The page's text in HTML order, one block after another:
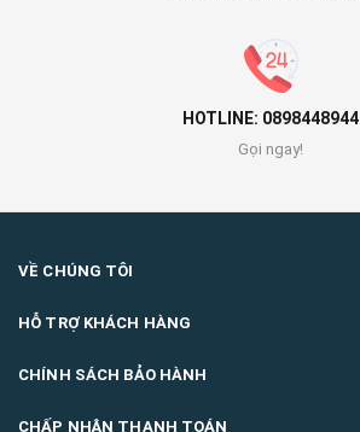
HOTLINE: 0898448944
Gọi ngay!
VỀ CHÚNG TÔI
HỖ TRỢ KHÁCH HÀNG
CHÍNH SÁCH BẢO HÀNH
CHẤP NHẬN THANH TOÁN